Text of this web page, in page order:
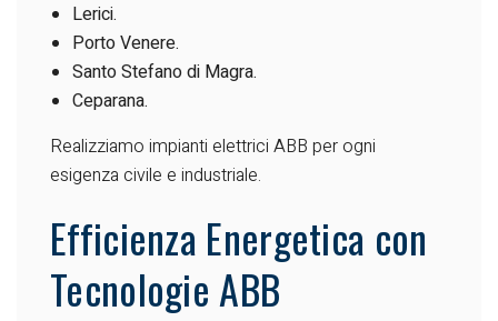
Lerici.
Porto Venere.
Santo Stefano di Magra.
Ceparana.
Realizziamo impianti elettrici ABB per ogni
esigenza civile e industriale.
Efficienza Energetica con
Tecnologie ABB